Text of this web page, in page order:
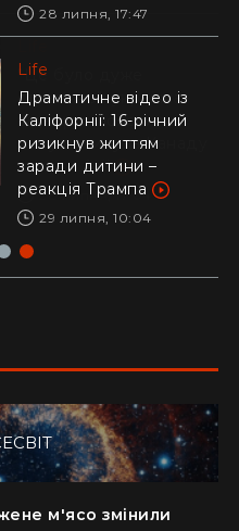
"Це було дуже
стрьомно": українка
відверто пояснила,
чому покинула Канаду
заради Азії
28 липня, 17:04
28 липня, 17:47
Life
Драматичне відео із
Каліфорнії: 16-річний
ризикнув життям
заради дитини –
реакція Трампа
29 липня, 10:04
м'ясо змінили